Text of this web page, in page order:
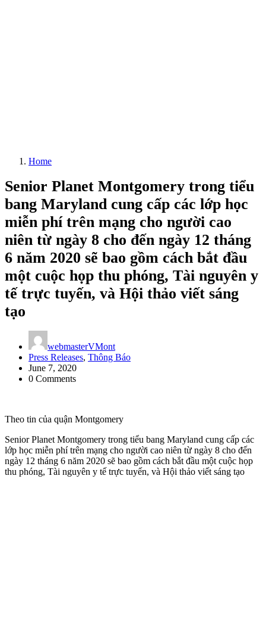
Home
Senior Planet Montgomery trong tiểu
bang Maryland cung cấp các lớp học
miễn phí trên mạng cho người cao
niên từ ngày 8 cho đến ngày 12 tháng
6 năm 2020 sẽ bao gồm cách bắt đầu
một cuộc họp thu phóng, Tài nguyên y
tế trực tuyến, và Hội thảo viết sáng
tạo
webmasterVMont
Press Releases, Thông Báo
June 7, 2020
0 Comments
Theo tin của quận Montgomery
Senior Planet Montgomery trong tiểu bang Maryland cung cấp các
lớp học miễn phí trên mạng cho người cao niên từ ngày 8 cho đến
ngày 12 tháng 6 năm 2020 sẽ bao gồm cách bắt đầu một cuộc họp
thu phóng, Tài nguyên y tế trực tuyến, và Hội thảo viết sáng tạo